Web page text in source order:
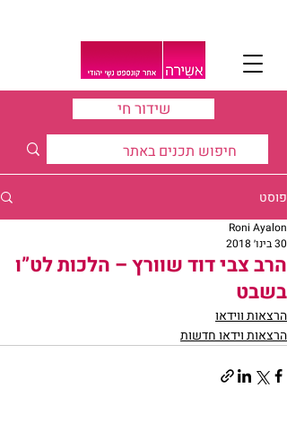
שידור חי
פוסט
הרב צבי דוד שוורץ – הלכות לט”ו
בשבט
Roni Ayalon
30 בינו׳ 2018
הרצאות ווידאו
הרצאות וידאו חדשות